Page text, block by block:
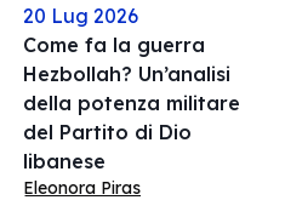
20 Lug 2026
Come fa la guerra
Hezbollah? Un’analisi
della potenza militare
del Partito di Dio
libanese
Eleonora Piras